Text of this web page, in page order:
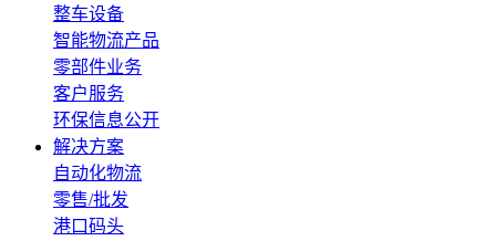
整车设备
智能物流产品
零部件业务
客户服务
环保信息公开
解决方案
自动化物流
零售/批发
港口码头